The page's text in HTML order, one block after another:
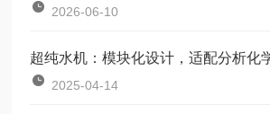
2026-06-10
2025-04-14